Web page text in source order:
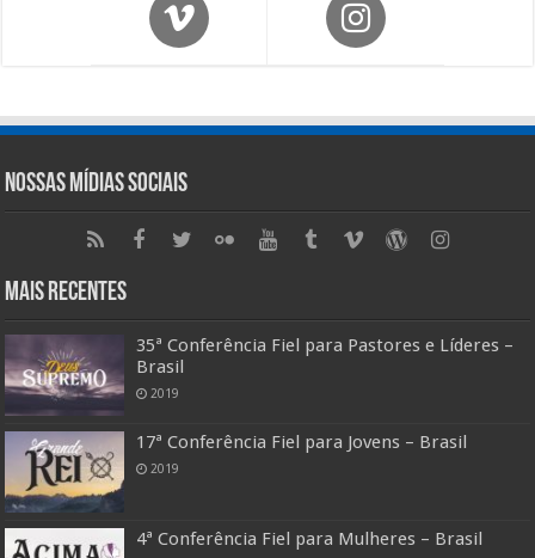
Nossas Mídias Sociais
Mais Recentes
35ª Conferência Fiel para Pastores e Líderes –
Brasil
2019
17ª Conferência Fiel para Jovens – Brasil
2019
4ª Conferência Fiel para Mulheres – Brasil